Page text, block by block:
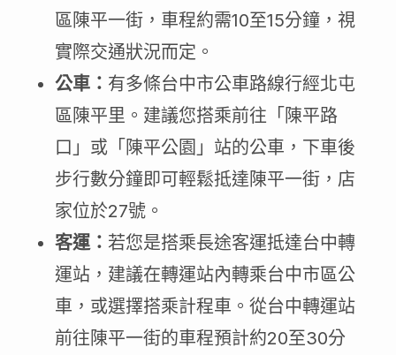
區陳平一街，車程約需10至15分鐘，視
實際交通狀況而定。
公車： 有多條台中市公車路線行經北屯
區陳平里。建議您搭乘前往「陳平路
口」或「陳平公園」站的公車，下車後
步行數分鐘即可輕鬆抵達陳平一街，店
家位於27號。
客運： 若您是搭乘長途客運抵達台中轉
運站，建議在轉運站內轉乘台中市區公
車，或選擇搭乘計程車。從台中轉運站
前往陳平一街的車程預計約20至30分